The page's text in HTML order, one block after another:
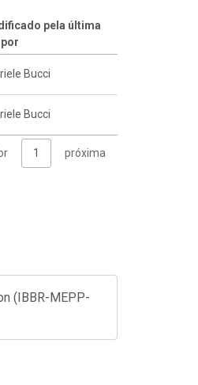
pela última
Bucci
Bucci
1 próxima
(IBBR-MEPP-